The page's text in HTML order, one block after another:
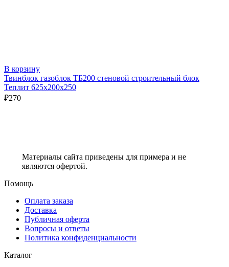
В корзину
Твинблок газоблок ТБ200 стеновой строительный блок
Теплит 625х200х250
₽270
Материалы сайта приведены для примера и не
являются офертой.
Помощь
Оплата заказа
Доставка
Публичная оферта
Вопросы и ответы
Политика конфиденциальности
Каталог